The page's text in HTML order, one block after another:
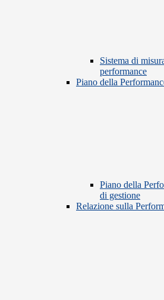
Sistema di
performance
Piano della
Piano della
di gestione
Relazione sulla